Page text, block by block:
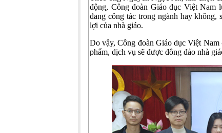
động, Công đoàn Giáo dục Việt Nam
đang công tác trong ngành hay
lợi của nhà giáo.
Do vậy, Công đoàn Giáo dục Việt Nam
phẩm, dịch vụ sẽ được đông đảo nhà